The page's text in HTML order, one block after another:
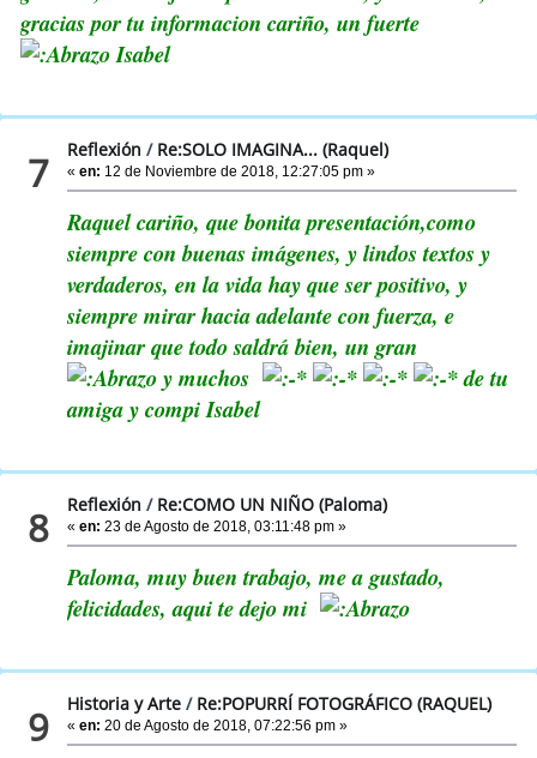
gracias por tu informacion cariño, un fuerte
Isabel
7 Reflexión / Re:SOLO IMAGINA... (Raquel)
«en: 12 de Noviembre de 2018, 12:27:05 pm »
Raquel cariño, que bonita presentación,como
siempre con buenas imágenes, y lindos textos y
verdaderos, en la vida hay que ser positivo, y
siempre mirar hacia adelante con fuerza, e
imajinar que todo saldrá bien, un gran
y muchos
de tu
amiga y compi Isabel
8 Reflexión / Re:COMO UN NIÑO (Paloma)
«en: 23 de Agosto de 2018, 03:11:48 pm »
Paloma, muy buen trabajo, me a gustado,
felicidades, aqui te dejo mi
9 Historia y Arte / Re:POPURRÍ FOTOGRÁFICO (RAQUEL)
«en: 20 de Agosto de 2018, 07:22:56 pm »